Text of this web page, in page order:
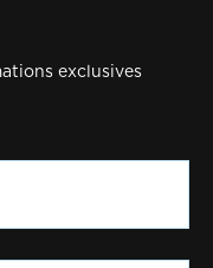
exclusives